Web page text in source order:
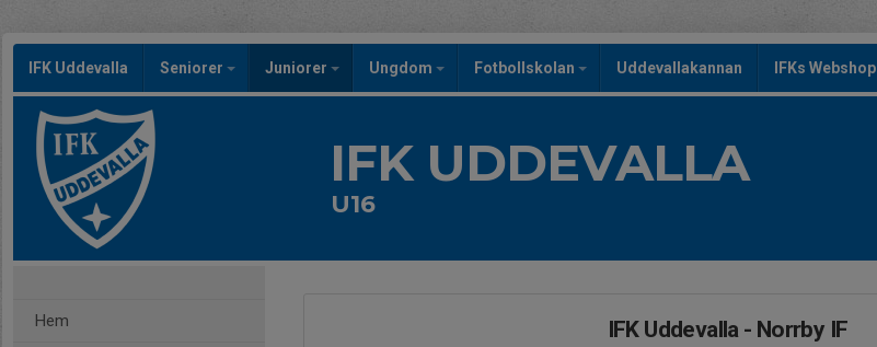
IFK Uddevalla Seniorer Juniorer Ungdom Fotbollskolan Uddevallakannan IFKs Webshop
IFK UDDEVALLA
U16
Hem IFK Uddevalla - Norrby IF